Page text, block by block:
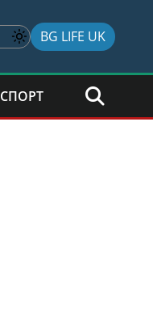
BG LIFE UK
СПОРТ